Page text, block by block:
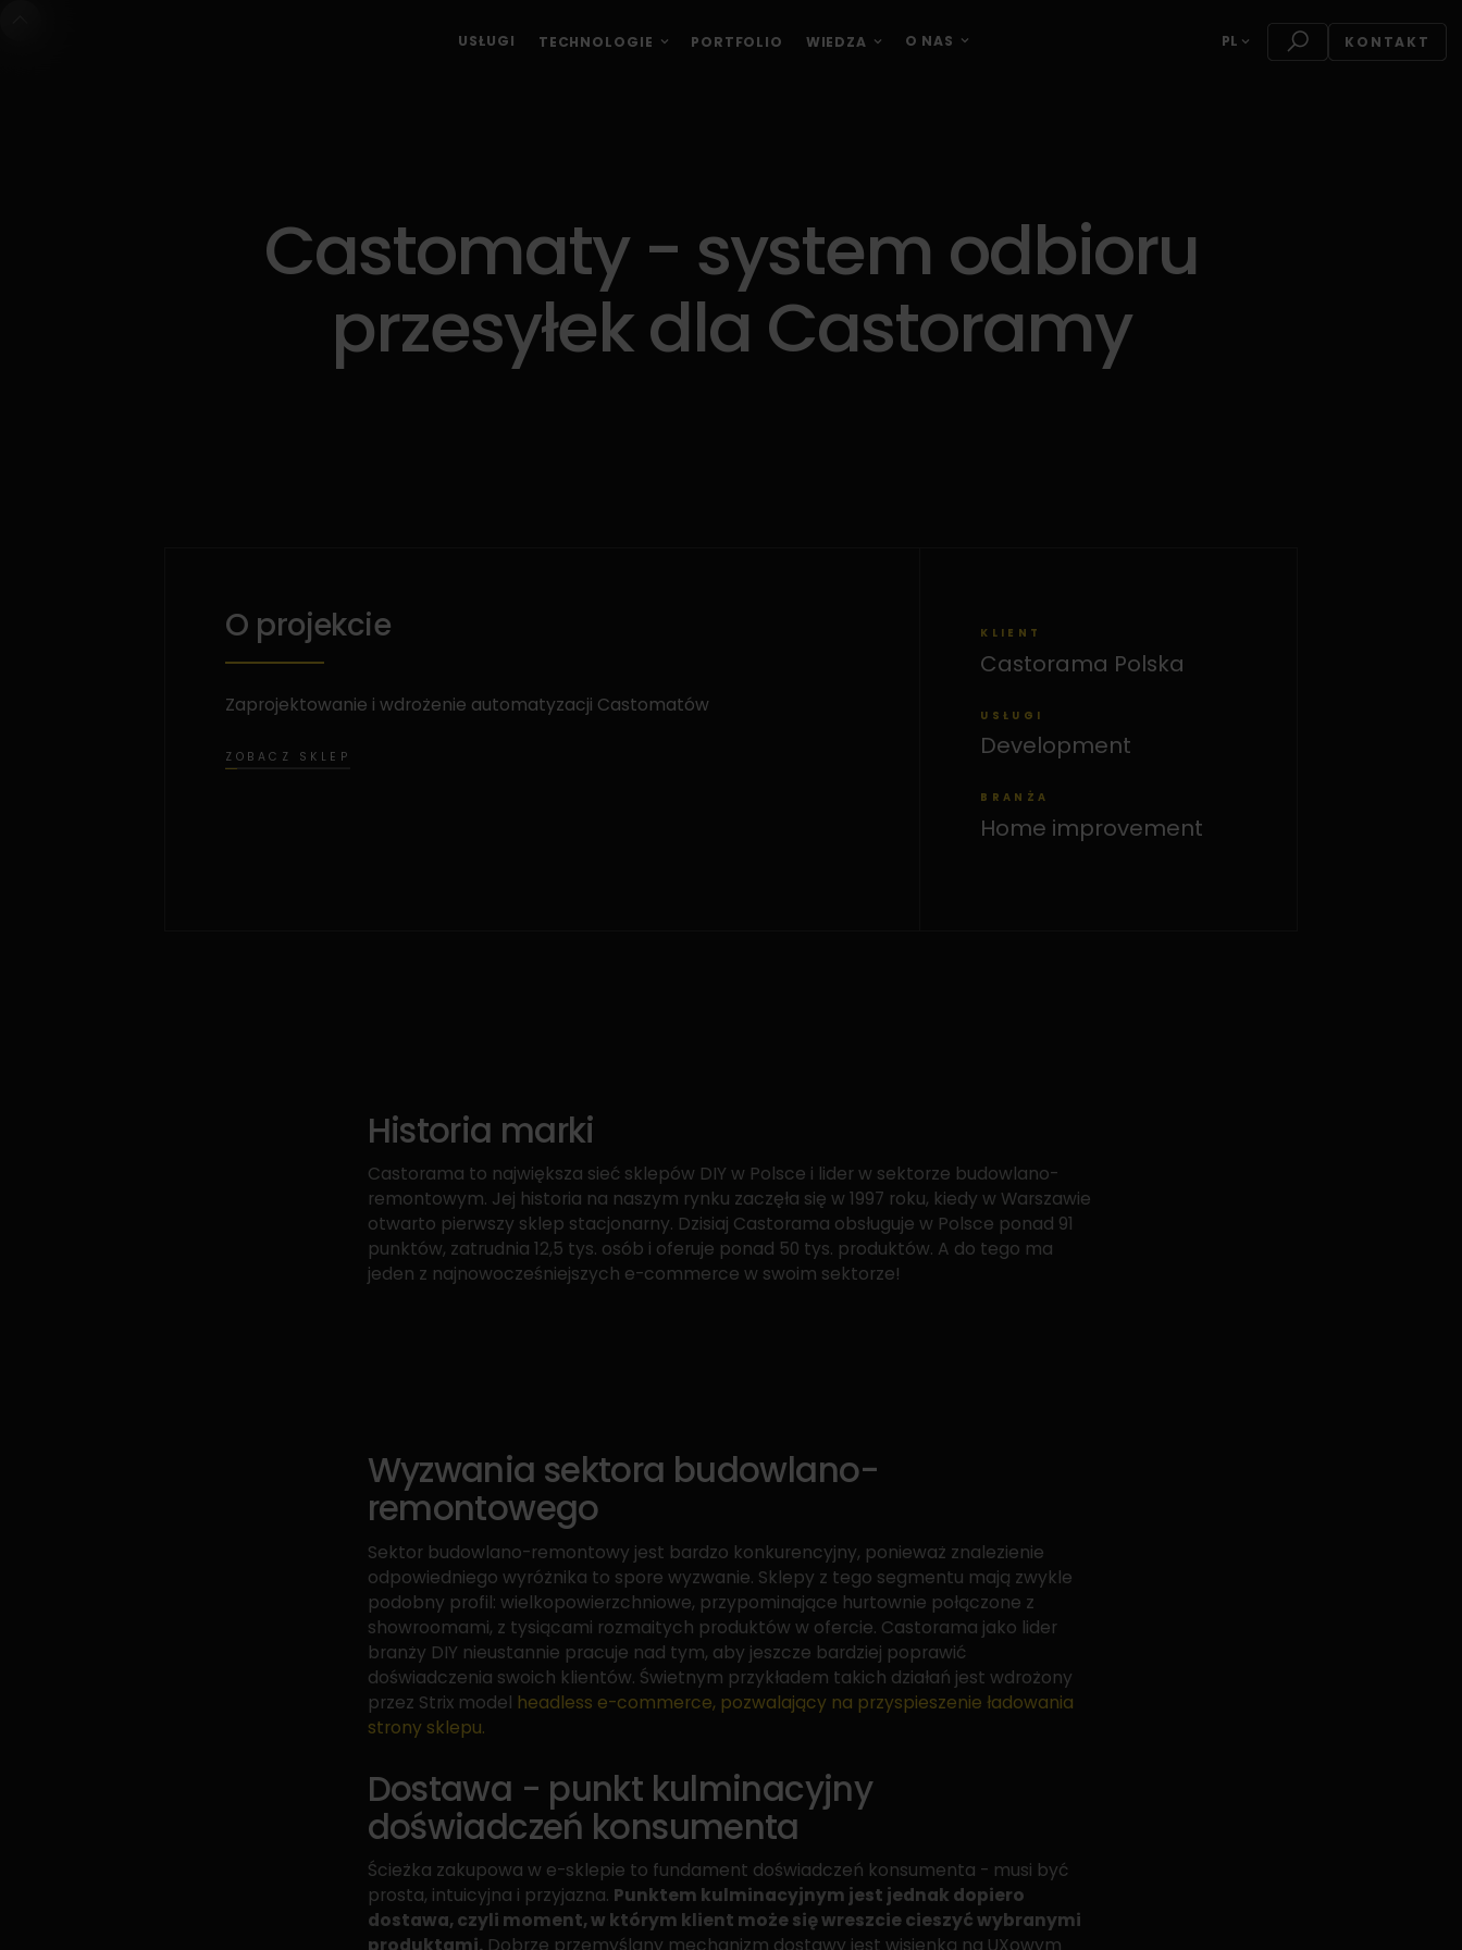
USŁUGI TECHNOLOGIE PORTFOLIO WIEDZA O NAS PL KONTAKT
Castomaty - system odbioru
przesyłek dla Castoramy
O projekcie
Zaprojektowanie i wdrożenie automatyzacji Castomatów
ZOBACZ SKLEP
KLIENT
Castorama Polska
USŁUGI
Development
BRANŻA
Home improvement
Historia marki
Castorama to największa sieć sklepów DIY w Polsce i lider w sektorze budowlano-
remontowym. Jej historia na naszym rynku zaczęła się w 1997 roku, kiedy w Warszawie
otwarto pierwszy sklep stacjonarny. Dzisiaj Castorama obsługuje w Polsce ponad 91
punktów, zatrudnia 12,5 tys. osób i oferuje ponad 50 tys. produktów. A do tego ma
jeden z najnowocześniejszych e-commerce w swoim sektorze!
Wyzwania sektora budowlano-
remontowego
Sektor budowlano-remontowy jest bardzo konkurencyjny, ponieważ znalezienie
odpowiedniego wyróżnika to spore wyzwanie. Sklepy z tego segmentu mają zwykle
podobny profil: wielkopowierzchniowe, przypominające hurtownie połączone z
showroomami, z tysiącami rozmaitych produktów w ofercie. Castorama jako lider
branży DIY nieustannie pracuje nad tym, aby jeszcze bardziej poprawić
doświadczenia swoich klientów. Świetnym przykładem takich działań jest wdrożony
przez Strix model headless e-commerce, pozwalający na przyspieszenie ładowania
strony sklepu.
Dostawa - punkt kulminacyjny
doświadczeń konsumenta
Ścieżka zakupowa w e-sklepie to fundament doświadczeń konsumenta - musi być
prosta, intuicyjna i przyjazna. Punktem kulminacyjnym jest jednak dopiero
dostawa, czyli moment, w którym klient może się wreszcie cieszyć wybranymi
produktami.Dobrze przemyślany mechanizm dostawy jest wisienką na UXowym